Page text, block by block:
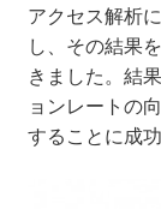
アクセス解析
し、その結果
きました。結
ョンレートの
することに成